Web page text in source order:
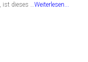
ist dieses …Weiterlesen...